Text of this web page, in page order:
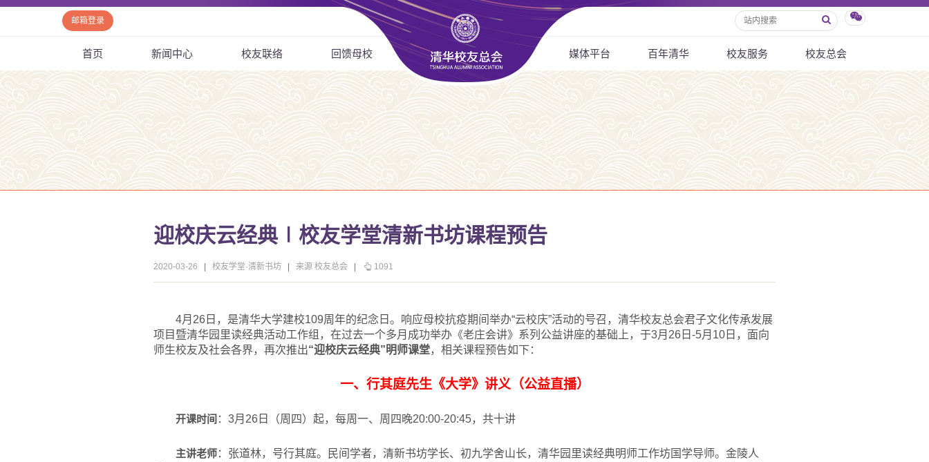
邮箱登录
首页 新闻中心 校友联络 回馈母校 媒体平台 百年清华 校友服务 校友总会
迎校庆云经典∣校友学堂清新书坊课程预告
2020-03-26 校友学堂·清新书坊 来源 校友总会 1091
4月26日，是清华大学建校109周年的纪念日。响应母校抗疫期间举办“云校庆”活动的号召，清华校友总会君子文化传承发展
项目暨清华园里读经典活动工作组，在过去一个多月成功举办《老庄会讲》系列公益讲座的基础上，于3月26日-5月10日，面向
师生校友及社会各界，再次推出“迎校庆云经典”明师课堂，相关课程预告如下：
一、行其庭先生《大学》讲义（公益直播）
开课时间 ：3月26日（周四）起，每周一、周四晚20:00-20:45，共十讲
主讲老师：张道林，号行其庭。民间学者，清新书坊学长、初九学舍山长，清华园里读经典明师工作坊国学导师。金陵人